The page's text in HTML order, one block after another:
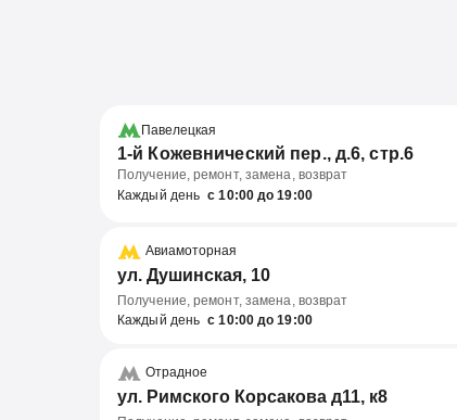
Павелецкая
1-й Кожевнический пер., д.6, стр.6
Каждый деньс 10:00 до 19:00
Получение, ремонт, замена, возврат
Отрадное
ул. Римского Корсакова д11, к8
Авиамоторная
ул. Душинская, 10
Каждый деньс 10:00 до 19:00
Получение, ремонт, замена, возврат